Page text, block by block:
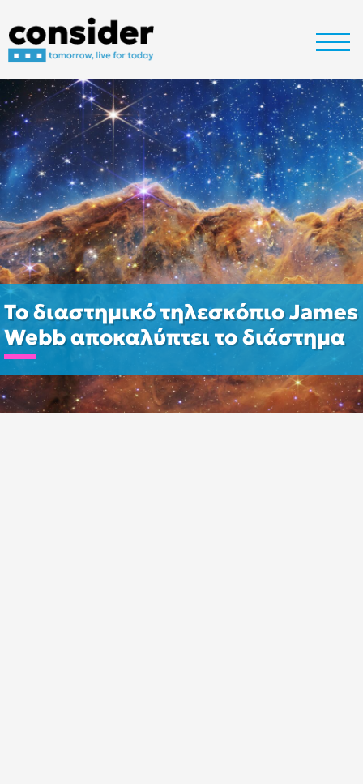
Το διαστημικό τηλεσκόπιο James
Webb αποκαλύπτει το διάστημα